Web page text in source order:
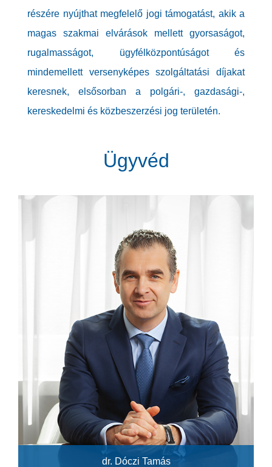
részére nyújthat megfelelő jogi támogatást, akik a
magas szakmai elvárások mellett gyorsaságot,
rugalmasságot, ügyfélközpontúságot és
mindemellett versenyképes szolgáltatási díjakat
keresnek, elsősorban a polgári-, gazdasági-,
kereskedelmi és közbeszerzési jog területén.
Ügyvéd
dr. Dóczi Tamás